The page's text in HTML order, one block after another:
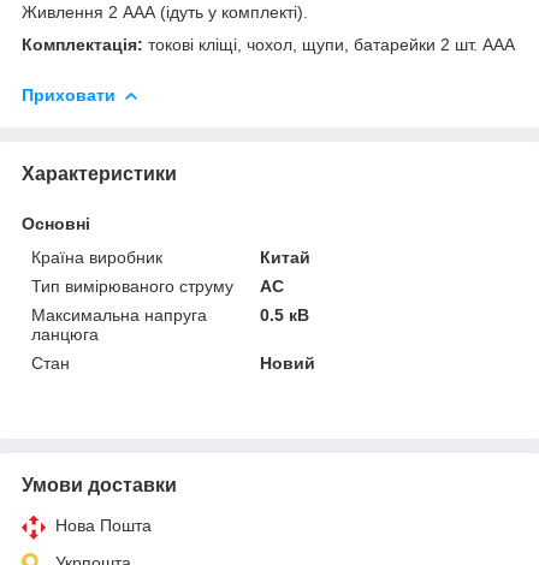
Живлення 2 ААА (ідуть у комплекті).
Комплектація: токові кліщі, чохол, щупи, батарейки 2 шт. ААА
Приховати
Характеристики
Основні
Країна виробник
Китай
Тип вимірюваного струму
AC
Максимальна напруга
ланцюга
0.5 кВ
Стан Новий
Умови доставки
Нова Пошта